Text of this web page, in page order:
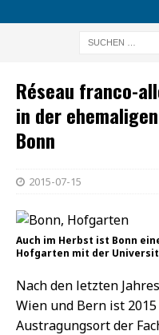
Réseau franco-
in der
Bonn
2015-07-15
Auch im Herbst ist Bonn
Hofgarten mit der
Nach den letzten
Wien und Bern ist
Austragungsort der